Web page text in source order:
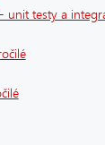
unit testy a